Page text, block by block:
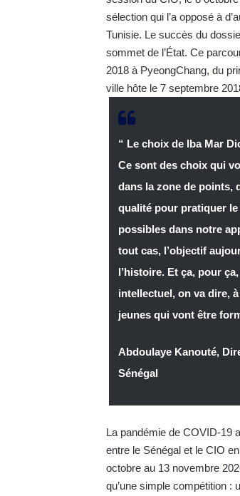
sélection qui l’a opposé à
Tunisie. Le succès du
sommet de l’État. Ce
2018 à PyeongChang, du
ville hôte le 7 septembre
“ Le choix de Iba Mar
Ce sont des choix qui
dans la zone de points,
qualité pour pratiquer
possibles dans notre
tout cas, l’objectif
l’histoire. Et ça, pour
intellectuel, on va dire,
jeunes qui vont être
Abdoulaye Kanouté,
Sénégal
La pandémie de COVID-19
entre le Sénégal et le CIO
octobre au 13 novembre
qu’une simple compétition :